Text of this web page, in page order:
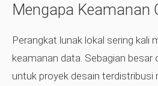
Mengapa Keamanan
Perangkat lunak lokal sering kali
keamanan data. Sebagian besar
untuk proyek desain terdistribusi